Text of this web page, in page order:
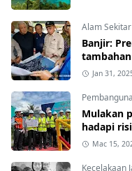
Alam Sekitar
Banjir:
Jan 31,
Mulakan
hadapi
Mac 15,
Kecelakaan